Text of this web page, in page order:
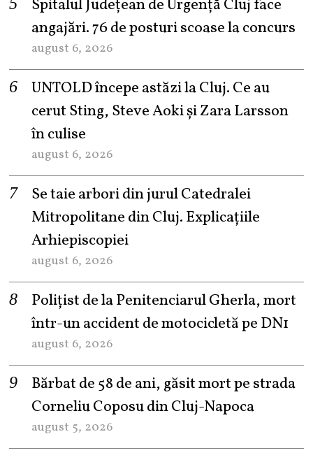
Spitalul Județean de Urgență Cluj face
angajări. 76 de posturi scoase la concurs
august 6, 2026
UNTOLD începe astăzi la Cluj. Ce au
cerut Sting, Steve Aoki și Zara Larsson
în culise
august 6, 2026
Se taie arbori din jurul Catedralei
Mitropolitane din Cluj. Explicațiile
Arhiepiscopiei
august 6, 2026
Polițist de la Penitenciarul Gherla, mort
într-un accident de motocicletă pe DN1
august 6, 2026
Bărbat de 58 de ani, găsit mort pe strada
Corneliu Coposu din Cluj-Napoca
august 5, 2026